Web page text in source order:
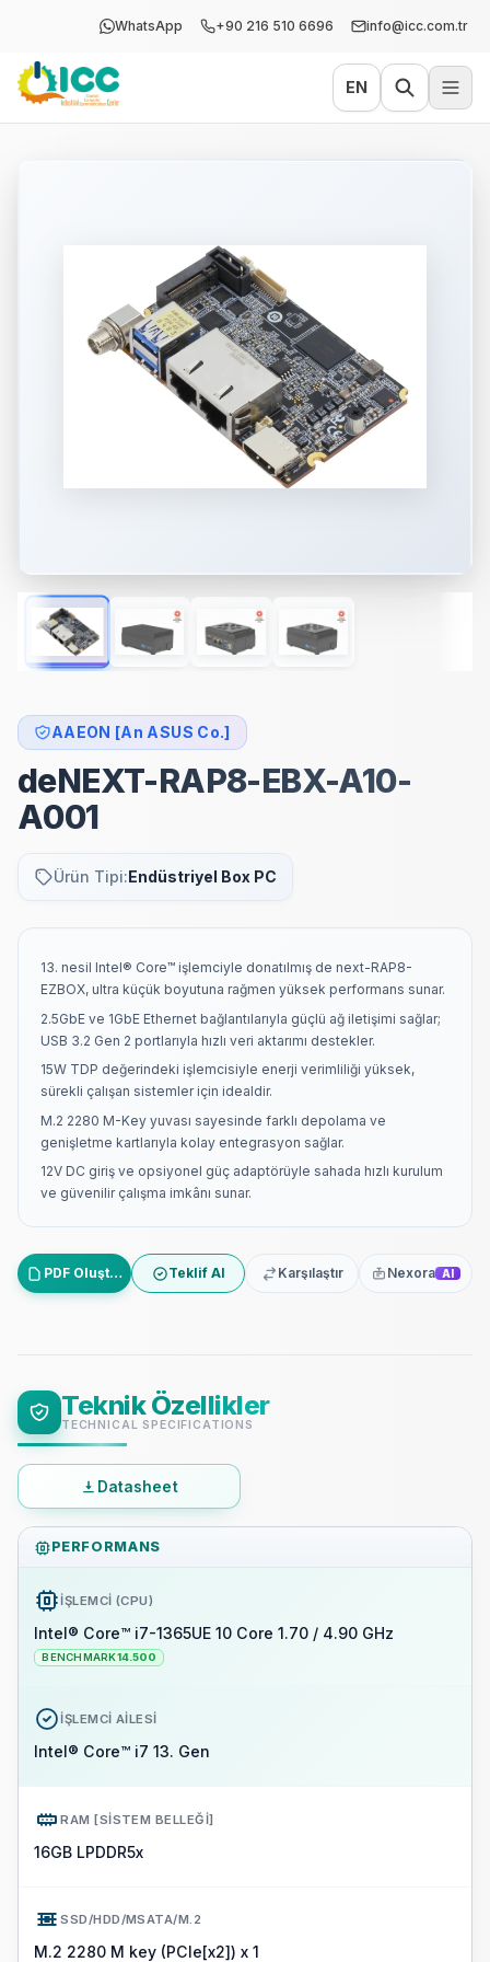
WhatsApp +90 216 510 6696 info@icc.com.tr
EN
AAEON [An ASUS Co.]
deNEXT-RAP8-EBX-A10-
A001
Ürün Tipi:Endüstriyel Box PC
13. nesil Intel® Core™ işlemciyle donatılmış de next-RAP8-
EZBOX, ultra küçük boyutuna rağmen yüksek performans sunar.
2.5GbE ve 1GbE Ethernet bağlantılarıyla güçlü ağ iletişimi sağlar;
USB 3.2 Gen 2 portlarıyla hızlı veri aktarımı destekler.
15W TDP değerindeki işlemcisiyle enerji verimliliği yüksek,
sürekli çalışan sistemler için idealdir.
M.2 2280 M-Key yuvası sayesinde farklı depolama ve
genişletme kartlarıyla kolay entegrasyon sağlar.
12V DC giriş ve opsiyonel güç adaptörüyle sahada hızlı kurulum
ve güvenilir çalışma imkânı sunar.
PDF Oluştur Teklif Al Karşılaştır Nexora AI
Teknik Özellikler
TECHNICAL SPECIFICATIONS
Datasheet
PERFORMANS
İŞLEMCI (CPU)
Intel® Core™ i7-1365UE 10 Core 1.70 / 4.90 GHz
BENCHMARK14.500
İŞLEMCI AILESI
Intel® Core™ i7 13. Gen
RAM [SISTEM BELLEĞI]
16GB LPDDR5x
SSD/HDD/MSATA/M.2
M.2 2280 M key (PCIe[x2]) x 1